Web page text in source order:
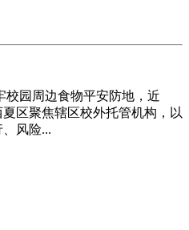
校园周边食物平安防地，近
区聚焦辖区校外托管机构，以
风险...